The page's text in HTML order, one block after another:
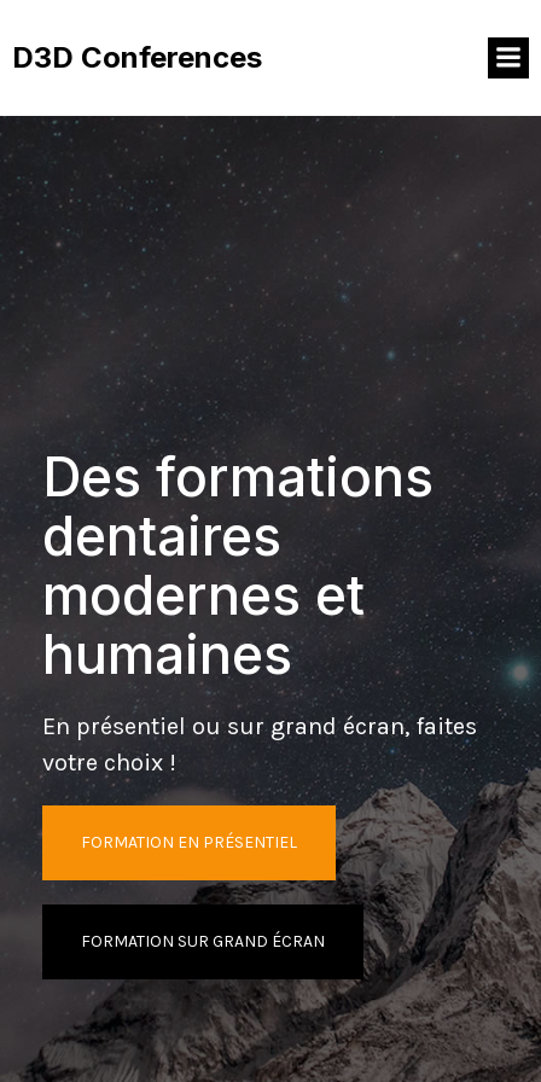
contenu
D3D Conferences
Des formations
dentaires
modernes et
humaines
En présentiel ou sur grand écran, faites
votre choix !
FORMATION EN PRÉSENTIEL
FORMATION SUR GRAND ÉCRAN